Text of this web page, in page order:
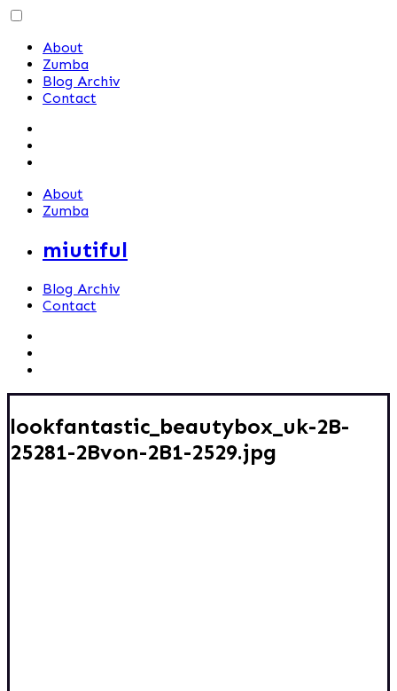
Skip
contentAbout
Zumba
Blog Archiv
Contact
About
Zumba
miutiful
Blog Archiv
Contact
lookfantastic_beautybox_uk-2B-
25281-2Bvon-2B1-2529.jpg